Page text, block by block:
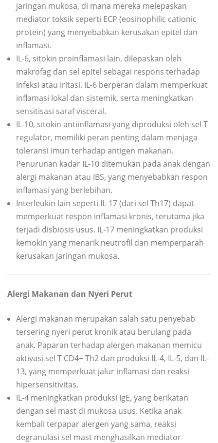
jaringan mukosa, di mana mereka melepaskan
mediator toksik seperti ECP (eosinophilic cationic
protein) yang menyebabkan kerusakan epitel dan
inflamasi.
IL-6, sitokin proinflamasi lain, dilepaskan oleh
makrofag dan sel epitel sebagai respons terhadap
infeksi atau iritasi. IL-6 berperan dalam memperkuat
inflamasi lokal dan sistemik, serta meningkatkan
sensitisasi saraf visceral.
IL-10, sitokin antiinflamasi yang diproduksi oleh sel T
regulator, memiliki peran penting dalam menjaga
toleransi imun terhadap antigen makanan.
Penurunan kadar IL-10 ditemukan pada anak dengan
alergi makanan atau IBS, yang menyebabkan respon
inflamasi yang berlebihan.
Interleukin lain seperti IL-17 (dari sel Th17) dapat
memperkuat respon inflamasi kronis, terutama jika
terjadi disbiosis usus. IL-17 meningkatkan produksi
kemokin yang menarik neutrofil dan memperparah
kerusakan jaringan mukosa.
Alergi Makanan dan Nyeri Perut
Alergi makanan merupakan salah satu penyebab
tersering nyeri perut kronik atau berulang pada
anak. Paparan terhadap alergen makanan memicu
aktivasi sel T CD4+ Th2 dan produksi IL-4, IL-5, dan IL-
13, yang memperkuat jalur inflamasi dan reaksi
hipersensitivitas.
IL-4 meningkatkan produksi IgE, yang berikatan
dengan sel mast di mukosa usus. Ketika anak
kembali terpapar alergen yang sama, reaksi
degranulasi sel mast menghasilkan mediator